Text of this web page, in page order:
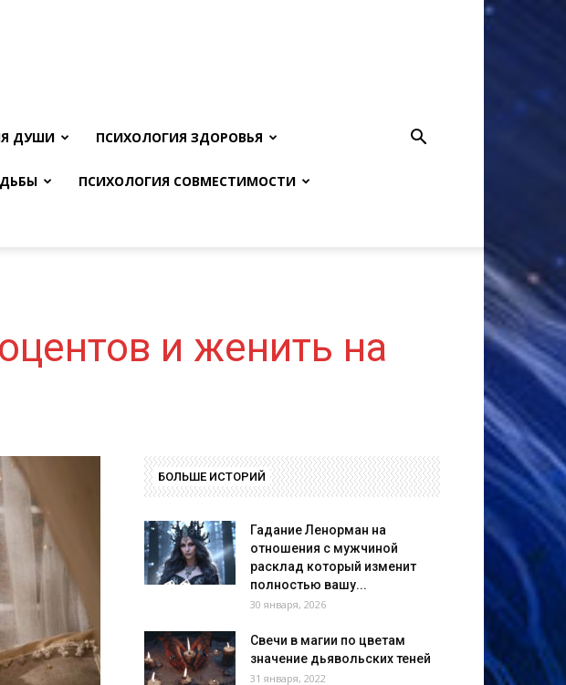
ДУШИ ПСИХОЛОГИЯ ЗДОРОВЬЯ
ПСИХОЛОГИЯ СОВМЕСТИМОСТИ
и женить на
БОЛЬШЕ ИСТОРИЙ
Гадание Ленорман на
отношения с мужчиной
расклад который изменит
полностью вашу...
30 января, 2026
Свечи в магии по цветам
значение дьявольских теней
31 января, 2022